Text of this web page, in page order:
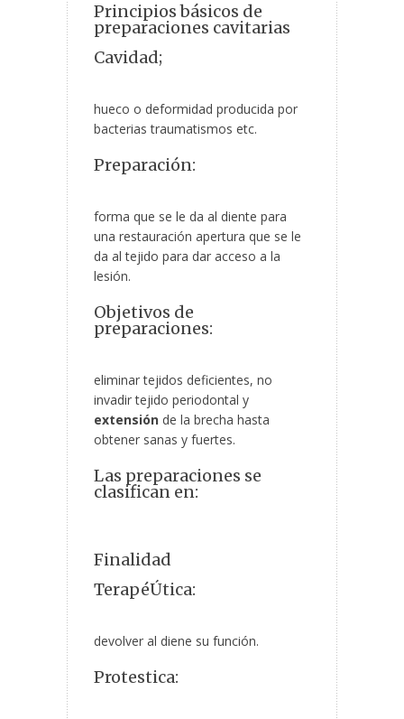
Principios básicos de
preparaciones cavitarias
Cavidad;
hueco o deformidad producida por
bacterias traumatismos etc.
Preparación:
forma que se le da al diente para
una restauración apertura que se le
da al tejido para dar acceso a la
lesión.
Objetivos de
preparaciones:
eliminar tejidos deficientes, no
invadir tejido periodontal y
extensión de la brecha hasta
obtener sanas y fuertes.
Las preparaciones se
clasifican en:
Finalidad
TerapéÚtica:
devolver al diene su función.
Protestica: